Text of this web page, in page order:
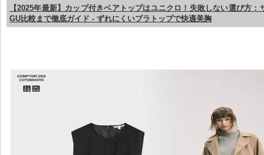
【2025年最新】カップ付きベアトップはユニクロ！失敗しない選び方：
GU比較まで徹底ガイド - ずれにくいブラトップで快適美胸